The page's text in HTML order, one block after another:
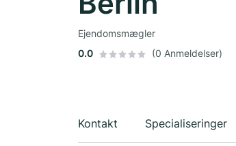
Ejendomsmægler
0.0
(0 Anmeldelser)
Kontakt Specialiseringer